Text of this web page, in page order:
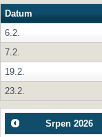
Datum
6.2.
7.2.
19.2.
23.2.
Srpen 2026